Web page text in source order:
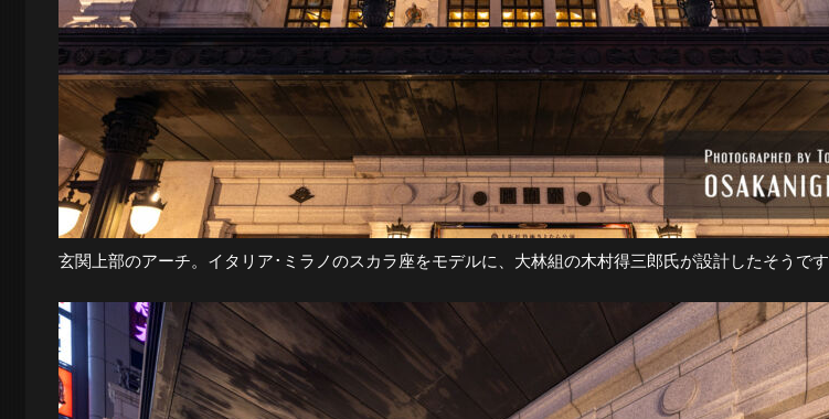
玄関上部のアーチ。イタリア･ミラノのスカラ座をモデルに、大林組の木村得三郎氏が設計したそうです